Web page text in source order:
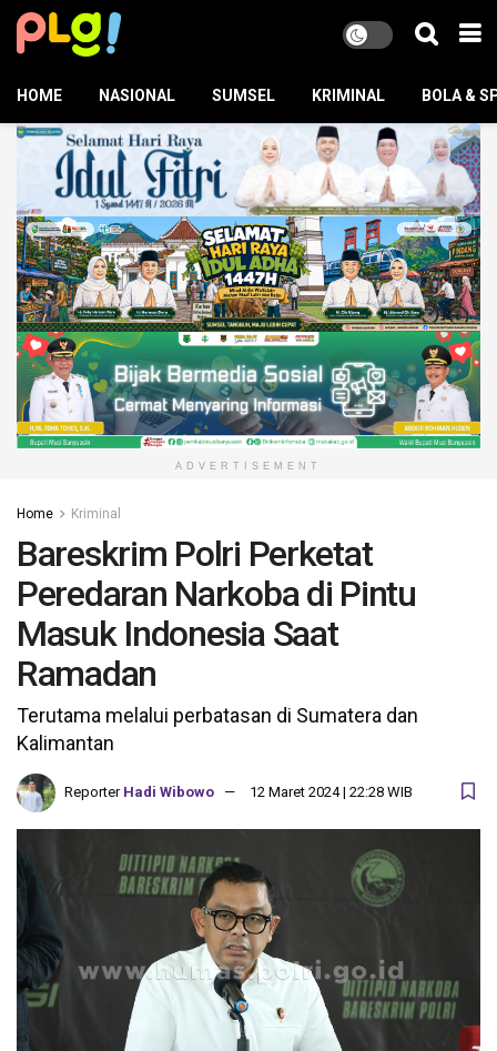
HOME NASIONAL SUMSEL KRIMINAL BOLA &
ADVERTISEMENT
Home Kriminal
Bareskrim Polri Perketat
Peredaran Narkoba di Pintu
Masuk Indonesia Saat
Ramadan
Terutama melalui perbatasan di Sumatera dan
Kalimantan
Reporter Hadi Wibowo 12 Maret 2024 | 22:28 WIB